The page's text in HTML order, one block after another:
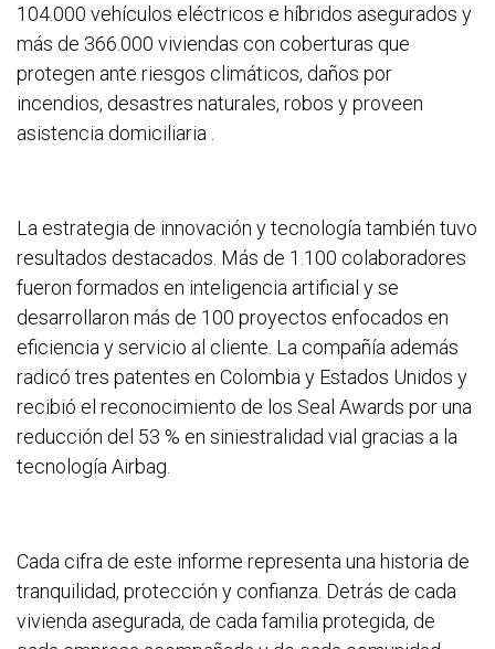
104.000 vehículos eléctricos e híbridos asegurados y
más de 366.000 viviendas con coberturas que
protegen ante riesgos climáticos, daños por
incendios, desastres naturales, robos y proveen
asistencia domiciliaria .
La estrategia de innovación y tecnología también tuvo
resultados destacados. Más de 1.100 colaboradores
fueron formados en inteligencia artificial y se
desarrollaron más de 100 proyectos enfocados en
eficiencia y servicio al cliente. La compañía además
radicó tres patentes en Colombia y Estados Unidos y
recibió el reconocimiento de los Seal Awards por una
reducción del 53 % en siniestralidad vial gracias a la
tecnología Airbag.
Cada cifra de este informe representa una historia de
tranquilidad, protección y confianza. Detrás de cada
vivienda asegurada, de cada familia protegida, de